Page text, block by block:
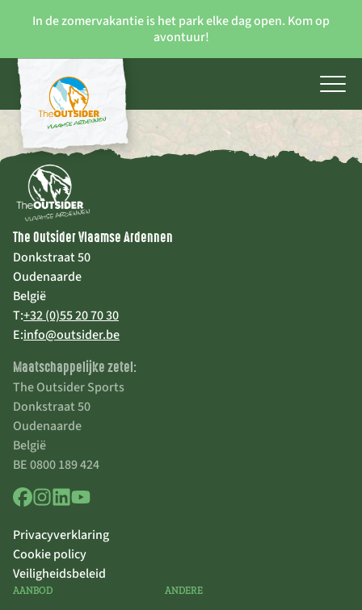
In de zomervakantie is het park elke dag open. Kom op
avontuur!
The Outsider Vlaamse Ardennen
Donkstraat 50
Oudenaarde
België
T:+32 (0)55 20 70 30
E:info@outsider.be
Maatschappelijke zetel:
The Outsider Sports
Donkstraat 50
Oudenaarde
België
BE 0800 189 424
Privacyverklaring
Cookie policy
Veiligheidsbeleid
AANBOD ANDERE